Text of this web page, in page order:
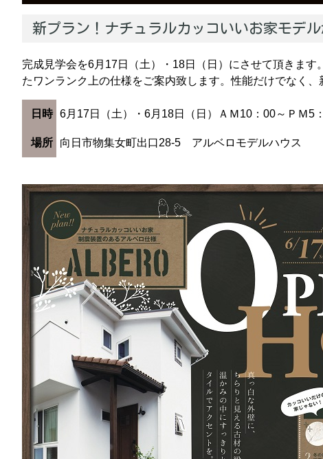
新プラン！ナチュラルカッコいいお家モデ
完成見学会を6月17日（土）・18日（日）にさせて頂きま
たワンランク上の仕様をご案内致します。性能だけでなく
日時 6月17日（土）・6月18日（日）ＡＭ10：00～ＰＭ5
場所 向日市物集女町出口28-5 アルベロモデルハウス